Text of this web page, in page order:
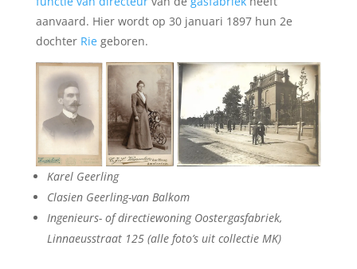
aanvaard. Hier wordt op 30 januari 1897 hun 2e
dochter Riegeboren.
Karel Geerling
Clasien Geerling-van Balkom
Ingenieurs- of directiewoning Oostergasfabriek,
Linnaeusstraat 125 (alle foto’s uit collectie MK)